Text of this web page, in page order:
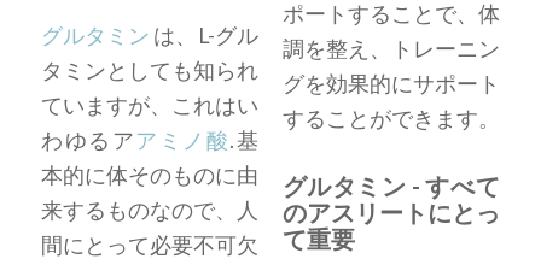
グルタミン は、L-グル
タミンとしても知られ
ていますが、これはい
わゆるアアミノ酸.基
本的に体そのものに由
来するものなので、人
間にとって必要不可欠
ポートすることで、体
調を整え、トレーニン
グを効果的にサポート
することができます。
グルタミン - すべて
のアスリートにとっ
て重要